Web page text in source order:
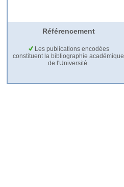
Référencement
Les publications encodées
constituent la bibliographie académique
de l'Université.